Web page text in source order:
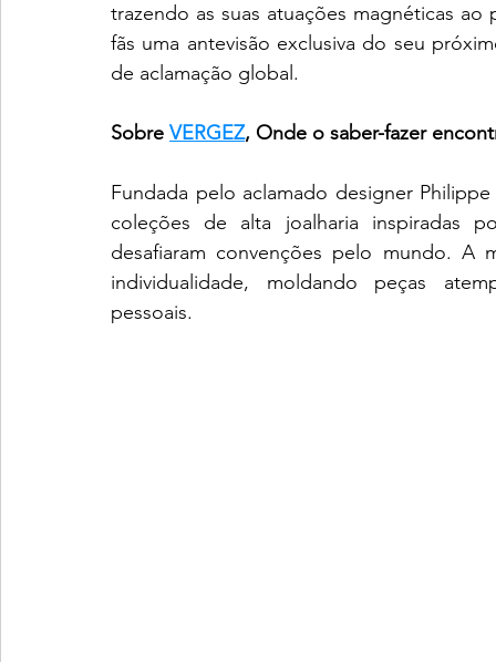
trazendo as suas atuações magnéticas
fãs uma antevisão exclusiva do seu
de aclamação global.
Sobre VERGEZ, Onde o saber-fazer
Fundada pelo aclamado designer
coleções de alta joalharia inspiradas
desafiaram convenções pelo mundo. A
individualidade, moldando peças
pessoais.